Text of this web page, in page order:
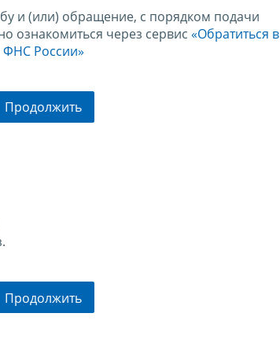
и (или) обращение, с порядком подачи
ознакомиться через сервис «Обратиться в
ФНС России»
Продолжить
Продолжить